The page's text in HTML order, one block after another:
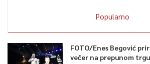
Popularno
FOTO/Enes Begović
večer na prepunom